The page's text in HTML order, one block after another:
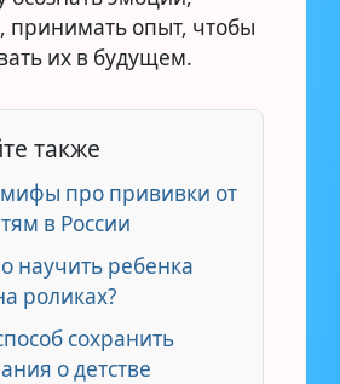
принимать опыт, чтобы
их в будущем.
также
про прививки от
в России
научить ребенка
роликах?
сохранить
о детстве